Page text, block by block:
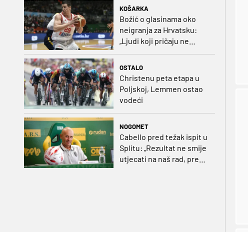
KOŠARKA
Božić o glasinama oko
neigranja za Hrvatsku:
„Ljudi koji pričaju ne
plaćaju mi račune, ne
dušebrižnika“
OSTALO
Christenu peta etapa u
Poljskoj, Lemmen ostao
vodeći
NOGOMET
Cabello pred težak ispit u
Splitu: „Rezultat ne smije
utjecati na naš rad, pred